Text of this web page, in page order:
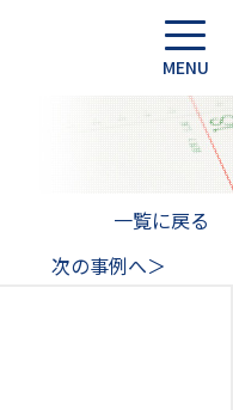
一覧に戻る
次の事例へ＞